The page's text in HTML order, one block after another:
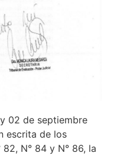
02 de septiembre
escrita de los
N° 84 y N° 86, la